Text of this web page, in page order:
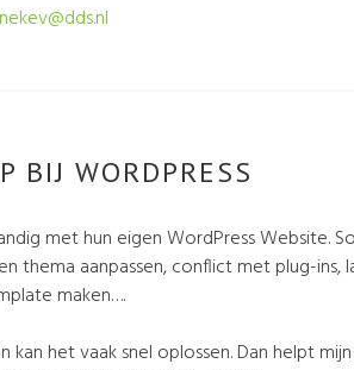
BIJ WORDPRESS
met hun eigen WordPress Website.
thema aanpassen, conflict met plug-ins,
maken….
kan het vaak snel oplossen. Dan helpt